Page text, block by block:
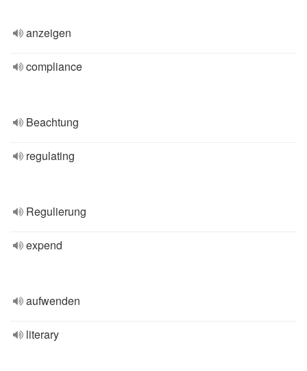
anzeigen
compliance
Beachtung
regulating
Regulierung
expend
aufwenden
literary